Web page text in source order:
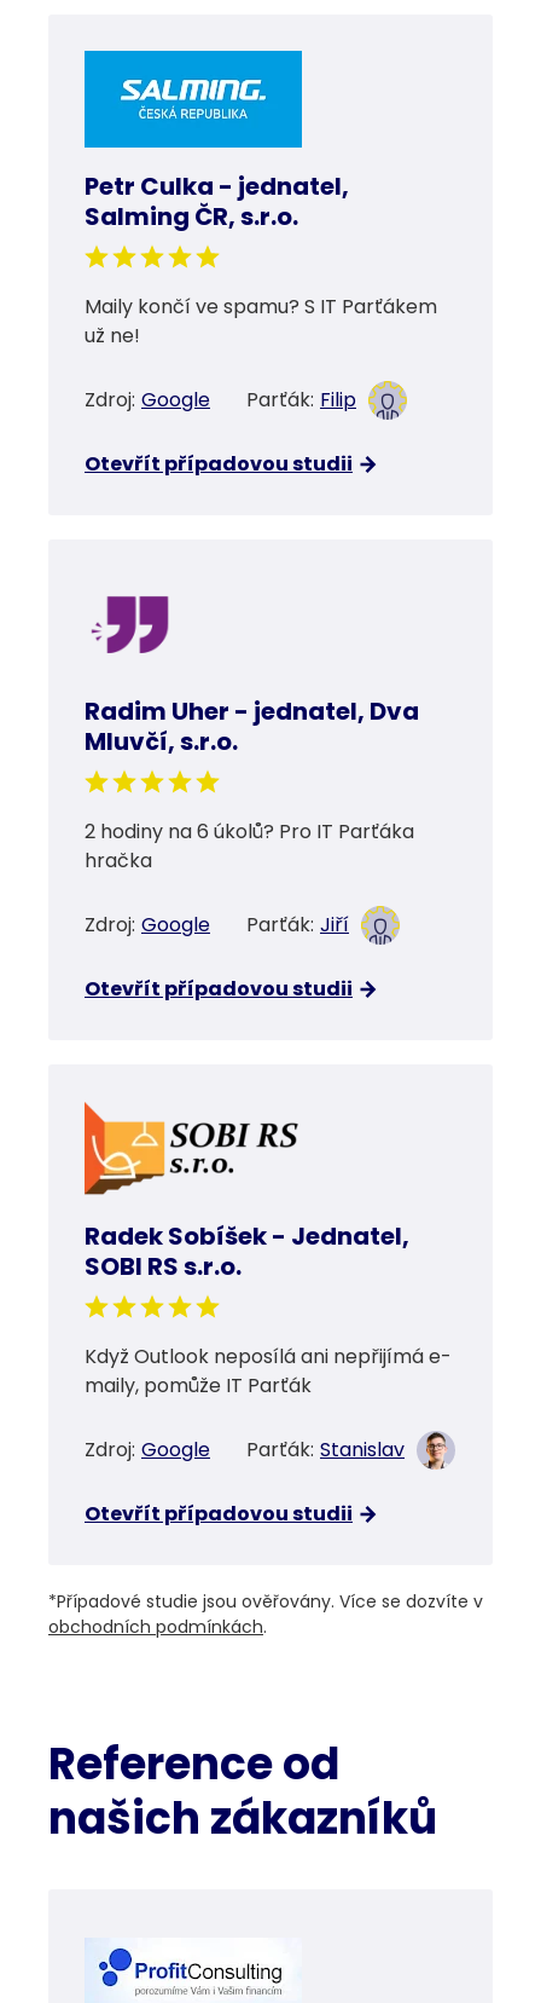
Petr Culka - jednatel,
Salming ČR, s.r.o.
Maily končí ve spamu? S IT Parťákem
už ne!
Zdroj: Google Parťák: Filip
Otevřít případovou studii
Radim Uher - jednatel, Dva
Mluvčí, s.r.o.
2 hodiny na 6 úkolů? Pro IT Parťáka
hračka
Zdroj: Google Parťák: Jiří
Otevřít případovou studii
Radek Sobíšek - Jednatel,
SOBI RS s.r.o.
Když Outlook neposílá ani nepřijímá e-
maily, pomůže IT Parťák
Zdroj: Google Parťák: Stanislav
Otevřít případovou studii
*Případové studie jsou ověřovány. Více se dozvíte v
obchodních podmínkách.
Reference od
našich zákazníků